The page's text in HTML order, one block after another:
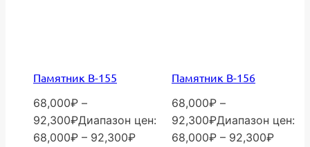
Памятник В-155
68,000₽ –
92,300₽Диапазон цен:
68,000₽ – 92,300₽
Памятник В-156
68,000₽ –
92,300₽Диапазон цен:
68,000₽ – 92,300₽